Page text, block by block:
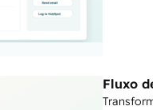
Fluxo